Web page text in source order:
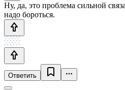
Ну, да, это проблема сильной
надо бороться.
Ответить